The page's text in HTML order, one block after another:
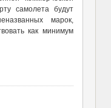
самолета будут
марок,
как минимум